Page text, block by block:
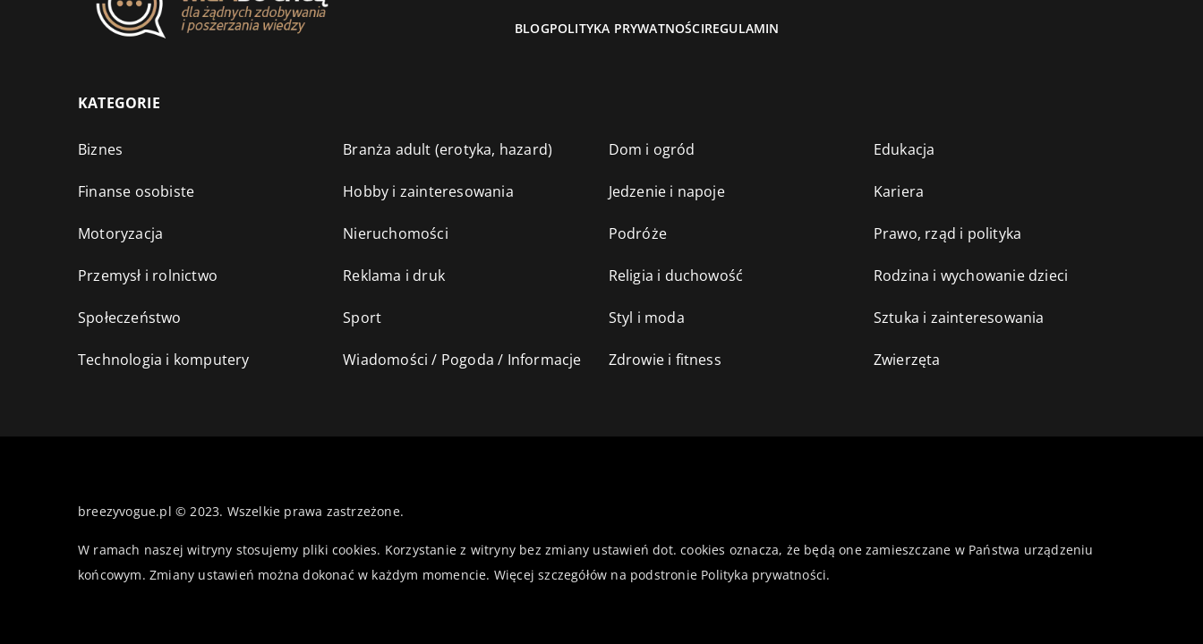
BLOGPOLITYKA PRYWATNOŚCIREGULAMIN
KATEGORIE
Biznes Branża adult (erotyka, hazard) Dom i ogród Edukacja
Finanse osobiste Hobby i zainteresowania Jedzenie i napoje Kariera
Motoryzacja Nieruchomości Podróże Prawo, rząd i polityka
Przemysł i rolnictwo Reklama i druk Religia i duchowość Rodzina i wychowanie dzieci
Społeczeństwo Sport Styl i moda Sztuka i zainteresowania
Technologia i komputery Wiadomości / Pogoda / Informacje Zdrowie i fitness Zwierzęta
breezyvogue.pl © 2023. Wszelkie prawa zastrzeżone.
W ramach naszej witryny stosujemy pliki cookies. Korzystanie z witryny bez zmiany ustawień dot. cookies oznacza, że będą one zamieszczane w Państwa urządzeniu
końcowym. Zmiany ustawień można dokonać w każdym momencie. Więcej szczegółów na podstronie Polityka prywatności.